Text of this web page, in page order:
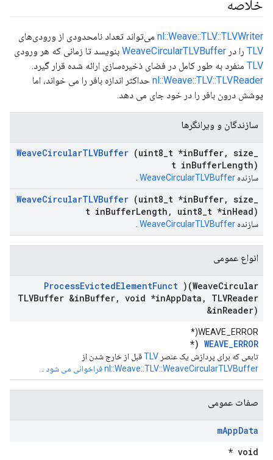
خلاصه
nl::Weave::TLV::TLVWriter می‌تواند تعداد نامحدودی از ورودی‌های
TLV را در WeaveCircularTLVBuffer بنویسد تا زمانی که هر ورودی
TLV منفرد به طور کامل در فضای ذخیره‌سازی ارائه شده قرار گیرد.
nl::Weave::TLV::TLVReader حداکثر اندازه بافر را می خواند، اما
پوشش درون بافر را در خود جای می دهد.
سازندگان و ویرانگرها
WeaveCircularTLVBuffer (uint8 t *inBuffer, size
t inBufferLength)
سازنده WeaveCircularTLVBuffer
WeaveCircularTLVBuffer (uint8 t *inBuffer, size
t inBufferLength , uint8 t *inHead)
سازنده WeaveCircularTLVBuffer
انواع عمومی
ProcessEvictedElementFunct )(WeaveCircular
TLVBuffer &inBuffer, void *inAppData ,
TLVReader
&inReader)
WEAVE_ERROR(*
WEAVE_ERROR
(*
تابعی که برای پردازش یک عنصر TLVقبل از خارج شدن از
nl::Weave::TLV::WeaveCircularTLVBuffer فراخوانی می شود
صفات عمومی
mAppData
void *